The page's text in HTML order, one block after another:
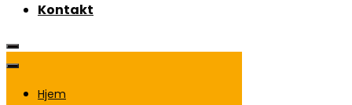
Kontakt
Hjem